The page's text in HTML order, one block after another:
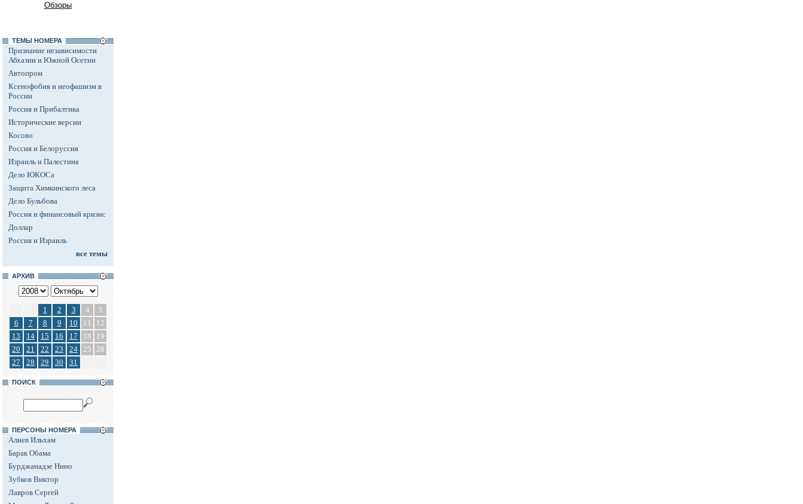
Обзоры
ТЕМЫ НОМЕРА
Признание независимости
Абхазии и Южной Осетии
Автопром
Ксенофобия и неофашизм в
России
Россия и Прибалтика
Исторические версии
Косово
Россия и Белоруссия
Израиль и Палестина
Дело ЮКОСа
Защита Химкинского леса
Дело Бульбова
Россия и финансовый кризис
Доллар
Россия и Израиль
все темы
АРХИВ
1 2 3 4
5
6
7 8 9 10 11
12
13
14 15 16 17 18
19
20
21 22 23 24 25 26
27
28 29 30 31
ПОИСК
ПЕРСОНЫ НОМЕРА
Алиев Ильхам
Барак Обама
Бурджанадзе Нино
Зубков Виктор
Лавров Сергей